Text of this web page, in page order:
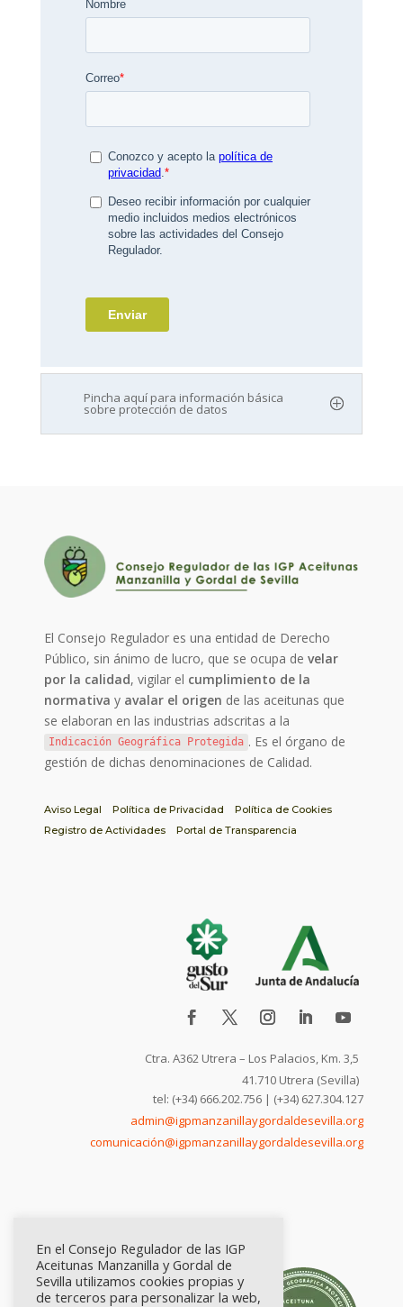
Pincha aquí para información básica
sobre protección de datos
El Consejo Regulador es una entidad de Derecho
Público, sin ánimo de lucro, que se ocupa develar
por la calidad, vigilar el cumplimiento de la
normativa y avalar el origen de las aceitunas que
se elaboran en las industrias adscritas a la
Indicación Geográfica Protegida . Es el órgano de
gestión de dichas denominaciones de Calidad.
Aviso Legal Política de Privacidad
Política de Cookies
Registro de Actividades
Portal de Transparencia
Ctra. A362 Utrera – Los Palacios, Km. 3,5
41.710 Utrera (Sevilla)
tel: (+34) 666.202.756 | (+34) 627.304.127
admin@igpmanzanillaygordaldesevilla.org
comunicación@igpmanzanillaygordaldesevilla.org
En el Consejo Regulador de las IGP
Aceitunas Manzanilla y Gordal de
Sevilla utilizamos cookies propias y
de terceros para personalizar la web,